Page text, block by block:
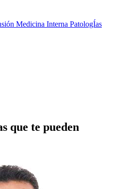
Medicina Interna PatologÍas
que te pueden